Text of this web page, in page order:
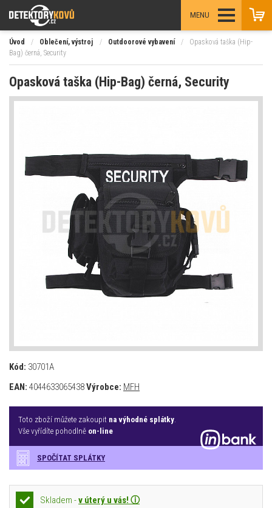
MENU
Úvod / Oblečení, výstroj / Outdoorové vybavení /
Opasková taška (Hip-
Bag) černá, Security
Opasková taška (Hip-Bag) černá, Security
Kód: 30701A
EAN: 4044633065438Výrobce: MFH
Toto zboží můžete zakoupit na výhodné splátky.
Vše vyřídíte pohodlně on-line
SPOČÍTAT SPLÁTKY
Skladem -v úterý u vás! ⓘ